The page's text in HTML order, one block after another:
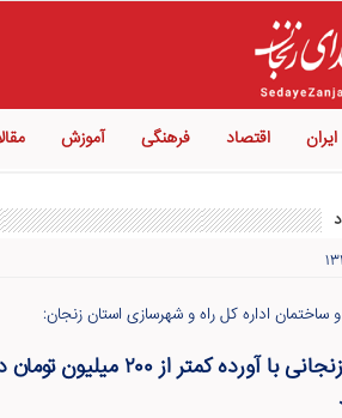
ایران اقتصاد فرهنگی آموزش
اداره کل راه و شهرسازی استان زنجان:
متقاضیان زنجانی با